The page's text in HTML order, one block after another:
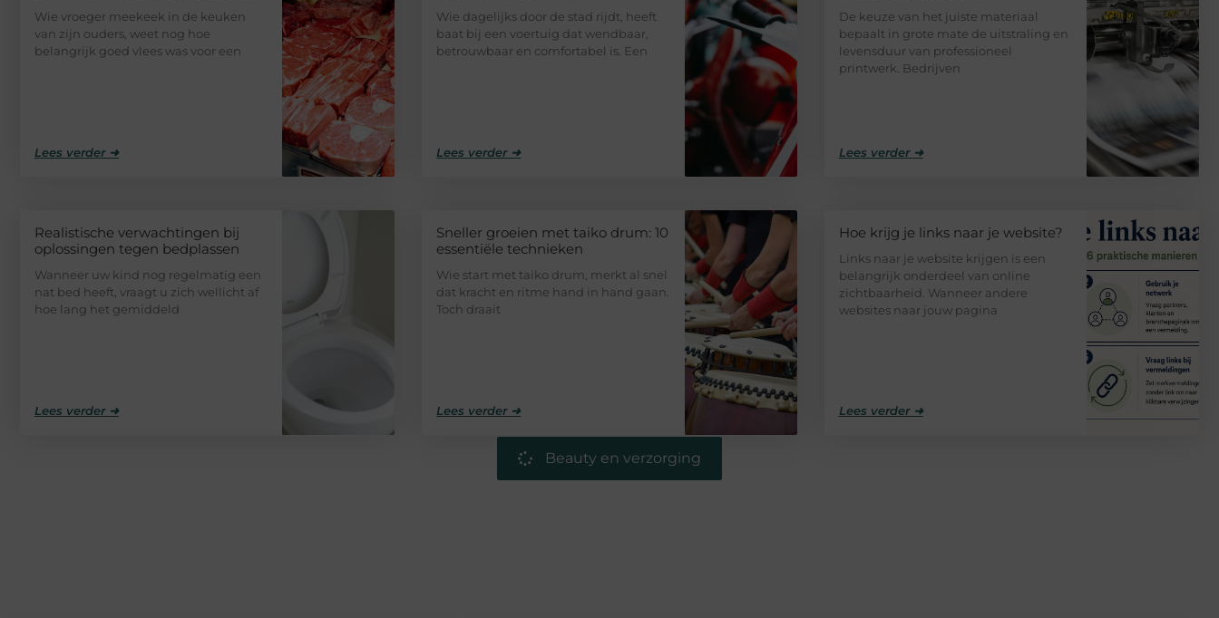
Wie vroeger meekeek in de keuken
van zijn ouders, weet nog hoe
belangrijk goed vlees was voor een
Lees verder ➜
Wie dagelijks door de stad rijdt, heeft
baat bij een voertuig dat wendbaar,
betrouwbaar en comfortabel is. Een
Lees verder ➜
De keuze van het juiste materiaal
bepaalt in grote mate de uitstraling en
levensduur van professioneel
printwerk. Bedrijven
Lees verder ➜
Realistische verwachtingen bij
oplossingen tegen bedplassen
Wanneer uw kind nog regelmatig een
nat bed heeft, vraagt u zich wellicht af
hoe lang het gemiddeld
Lees verder ➜
Sneller groeien met taiko drum: 10
essentiële technieken
Wie start met taiko drum, merkt al snel
dat kracht en ritme hand in hand gaan.
Toch draait
Lees verder ➜
Hoe krijg je links naar je website?
Links naar je website krijgen is een
belangrijk onderdeel van online
zichtbaarheid. Wanneer andere
websites naar jouw pagina
Lees verder ➜
Beauty en verzorging